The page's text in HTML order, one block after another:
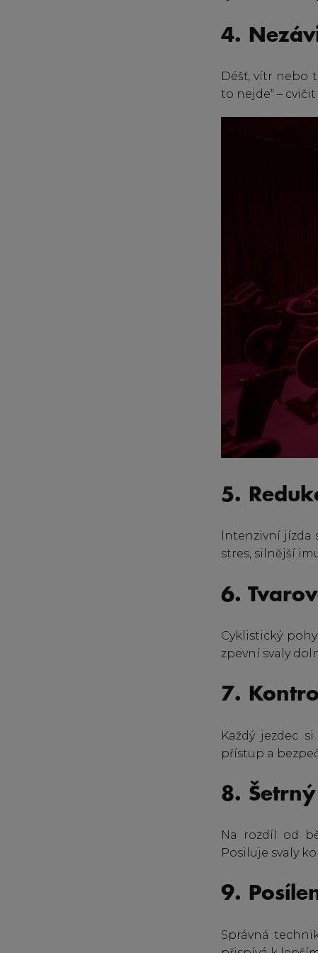
4.
Déšť, vítr nebo
to nejde“ –
5.
Intenzivní
stres, silnější
6.
Cyklistický
zpevní svaly
7.
Každý jezdec
přístup a
8.
Na rozdíl od
Posiluje svaly
9.
Správná